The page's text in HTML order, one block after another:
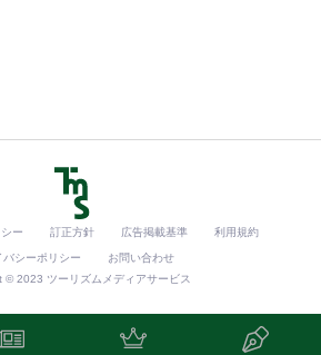
ー 訂正方針 広告掲載基準 利用規約
バシーポリシー
お問い合わせ
© 2023 ツーリズムメディアサービス